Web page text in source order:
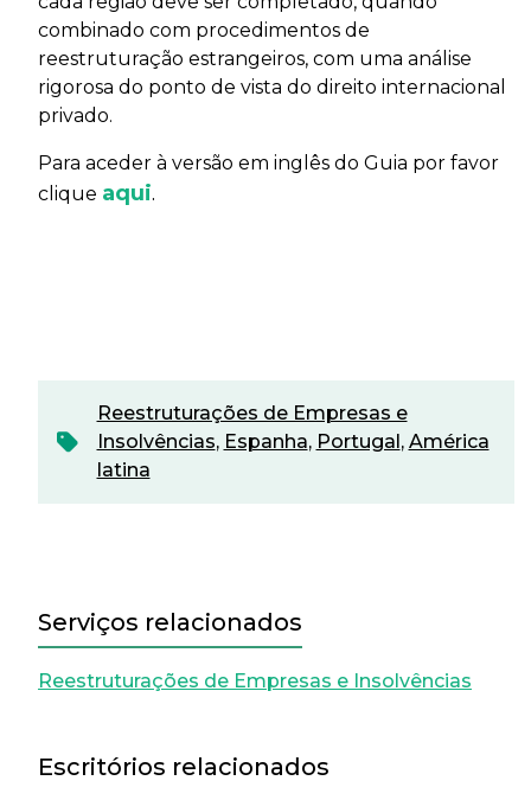
combinado com procedimentos de
reestruturação estrangeiros, com uma análise
rigorosa do ponto de vista do direito internacional
privado.
Para aceder à versão em inglês do Guia por favor
clique aqui.
Reestruturações de Empresas e
Insolvências, Espanha, Portugal, América
latina
Serviços relacionados
Reestruturações de Empresas e Insolvências
Escritórios relacionados